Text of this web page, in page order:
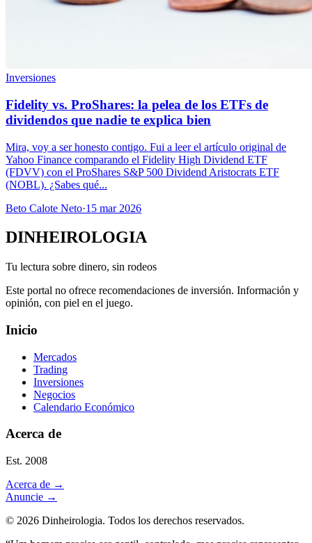
Inversiones
Fidelity vs. ProShares: la pelea de los ETFs de
dividendos que nadie te explica bien
Mira, voy a ser honesto contigo. Fui a leer el artículo original de
Yahoo Finance comparando el Fidelity High Dividend ETF
(FDVV) con el ProShares S&P 500 Dividend Aristocrats ETF
(NOBL). ¿Sabes qué...
Beto Calote Neto·15 mar 2026
DINHEIROLOGIA
Tu lectura sobre dinero, sin rodeos
Este portal no ofrece recomendaciones de inversión. Información y
opinión, con piel en el juego.
Inicio
Mercados
Trading
Inversiones
Negocios
Calendario Económico
Acerca de
Est. 2008
Acerca de →
Anuncie →
© 2026 Dinheirologia. Todos los derechos reservados.